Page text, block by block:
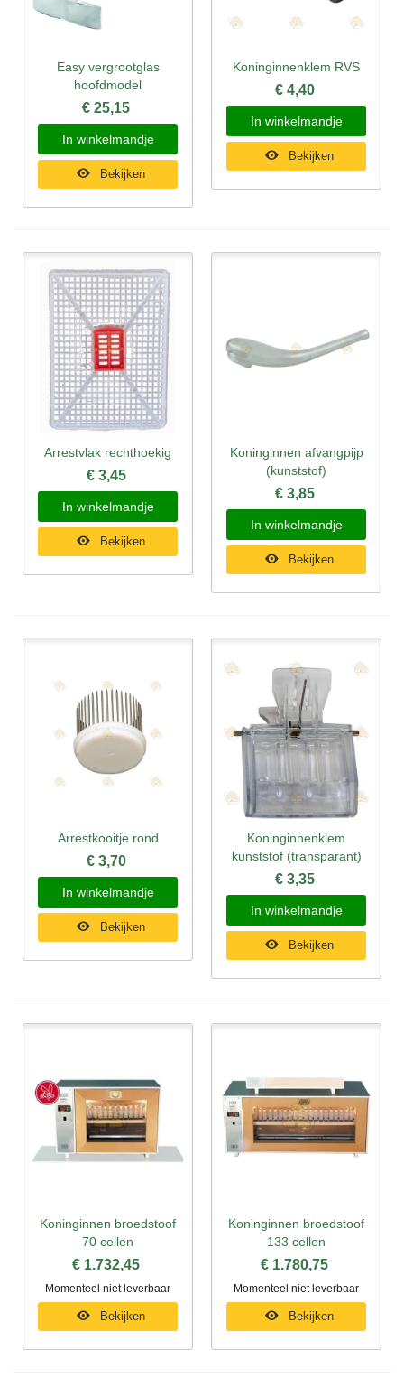
Easy vergrootglas
hoofdmodel
€ 25,15
In winkelmandje
Bekijken
Koninginnenklem RVS
€ 4,40
In winkelmandje
Bekijken
Arrestvlak rechthoekig
€ 3,45
In winkelmandje
Bekijken
Koninginnen afvangpijp
(kunststof)
€ 3,85
In winkelmandje
Bekijken
Arrestkooitje rond
€ 3,70
In winkelmandje
Bekijken
Koninginnenklem
kunststof (transparant)
€ 3,35
In winkelmandje
Bekijken
Koninginnen broedstoof
70 cellen
€ 1.732,45
Momenteel niet leverbaar
Bekijken
Koninginnen broedstoof
133 cellen
€ 1.780,75
Momenteel niet leverbaar
Bekijken